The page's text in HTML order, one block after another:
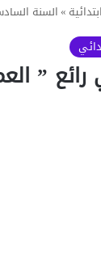
»السنة
”